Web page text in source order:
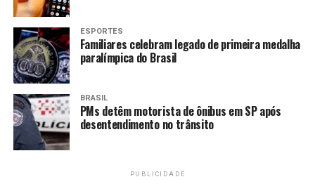
Vitória do Timão
Na partida transmitida pelaRádio Nacional, o
Corinthians derrotou o Fluminense por 1 a 0 no estádio
do Maracanã. Com este triunfo o Timão assumiu a 9ª
colocação com 29 pontos. Já o Tricolor das Laranjeiras
permanece com 28 pontos, agora na 10ª colocação.
FINAL DE JOGO NO
MARACANÃ!!!!!!! VITÓRIA
ESPORTES
Familiares celebram legado de primeira medalha
paralímpica do Brasil
BRASIL
PMs detêm motorista de ônibus em SP após
desentendimento no trânsito
PUBLICIDADE